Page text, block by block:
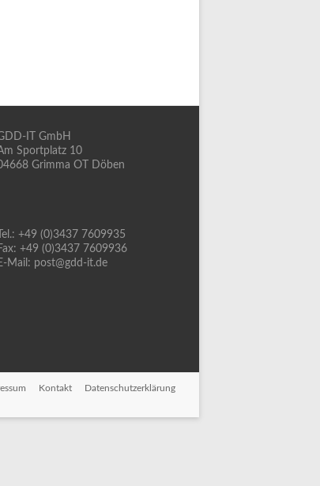
IT GmbH
Sportplatz 10
Grimma OT Döben
Tel.: +49 (0)3437 7609935
+49 (0)3437 7609936
Mail: post@gdd-it.de
Kontakt Datenschutzerklärung